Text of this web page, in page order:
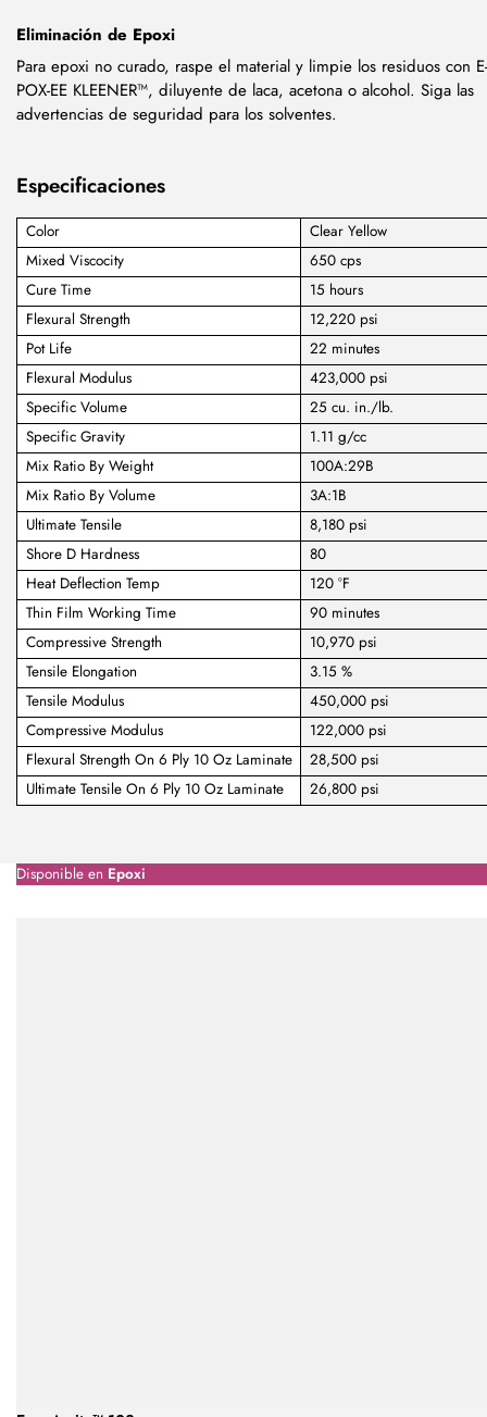
Eliminación de Epoxi
Para epoxi no curado, raspe el material y limpie los residuos con E-
POX-EE KLEENER™, diluyente de laca, acetona o alcohol. Siga las
advertencias de seguridad para los solventes.
Especificaciones
Color
Clear Yellow
Mixed Viscocity
650 cps
Cure Time
15 hours
Flexural Strength
12,220 psi
Pot Life
22 minutes
Flexural Modulus
423,000 psi
Specific Volume
25 cu. in./lb.
Specific Gravity
1.11 g/cc
Mix Ratio By Weight
100A:29B
Mix Ratio By Volume
3A:1B
Ultimate Tensile
8,180 psi
Shore D Hardness
80
Heat Deflection Temp
120 °F
Thin Film Working Time
90 minutes
Compressive Strength
10,970 psi
Tensile Elongation
3.15 %
Tensile Modulus
450,000 psi
Compressive Modulus
122,000 psi
Flexural Strength On 6 Ply 10 Oz Laminate
28,500 psi
Ultimate Tensile On 6 Ply 10 Oz Laminate
26,800 psi
Disponible en Epoxi